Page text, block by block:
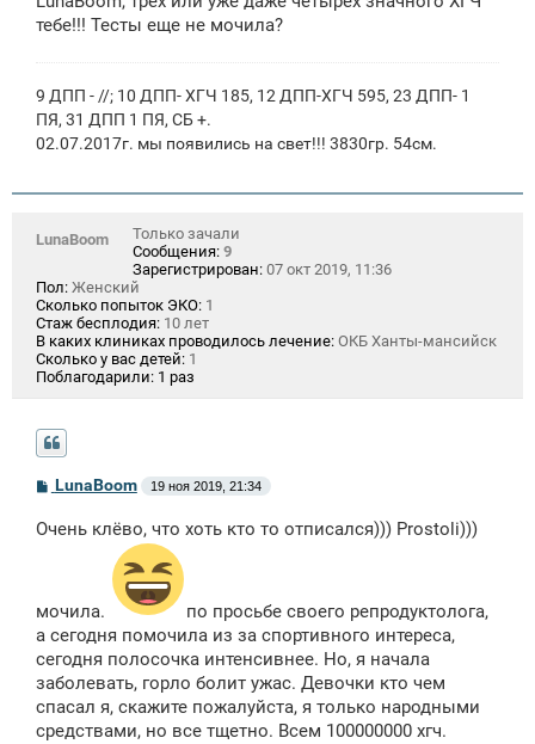
тебе!!! Тесты еще не мочила?
9 ДПП - //; 10 ДПП- ХГЧ 185, 12 ДПП-ХГЧ 595, 23 ДПП- 1
ПЯ, 31 ДПП 1 ПЯ, СБ +.
02.07.2017г. мы появились на свет!!! 3830гр. 54см.
LunaBoom
Только зачали
Сообщения: 9
Зарегистрирован: 07 окт 2019, 11:36
Пол: Женский
Сколько попыток ЭКО: 1
Стаж бесплодия: 10 лет
В каких клиниках проводилось лечение: ОКБ Ханты-мансийск
Сколько у вас детей: 1
Поблагодарили: 1 раз
С
б
е
LunaBoom 19 ноя 2019, 21:34
Очень клёво, что хоть кто то отписался))) Prostoli)))
мочила.
по просьбе своего репродуктолога,
а сегодня помочила из за спортивного интереса,
сегодня полосочка интенсивнее. Но, я начала
заболевать, горло болит ужас. Девочки кто чем
спасал я, скажите пожалуйста, я только народными
средствами, но все тщетно. Всем 100000000 хгч.